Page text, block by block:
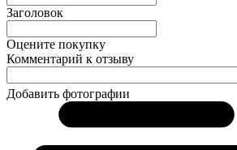
Заголовок
Оцените покупку
Комментарий к отзыву
Добавить фотографии